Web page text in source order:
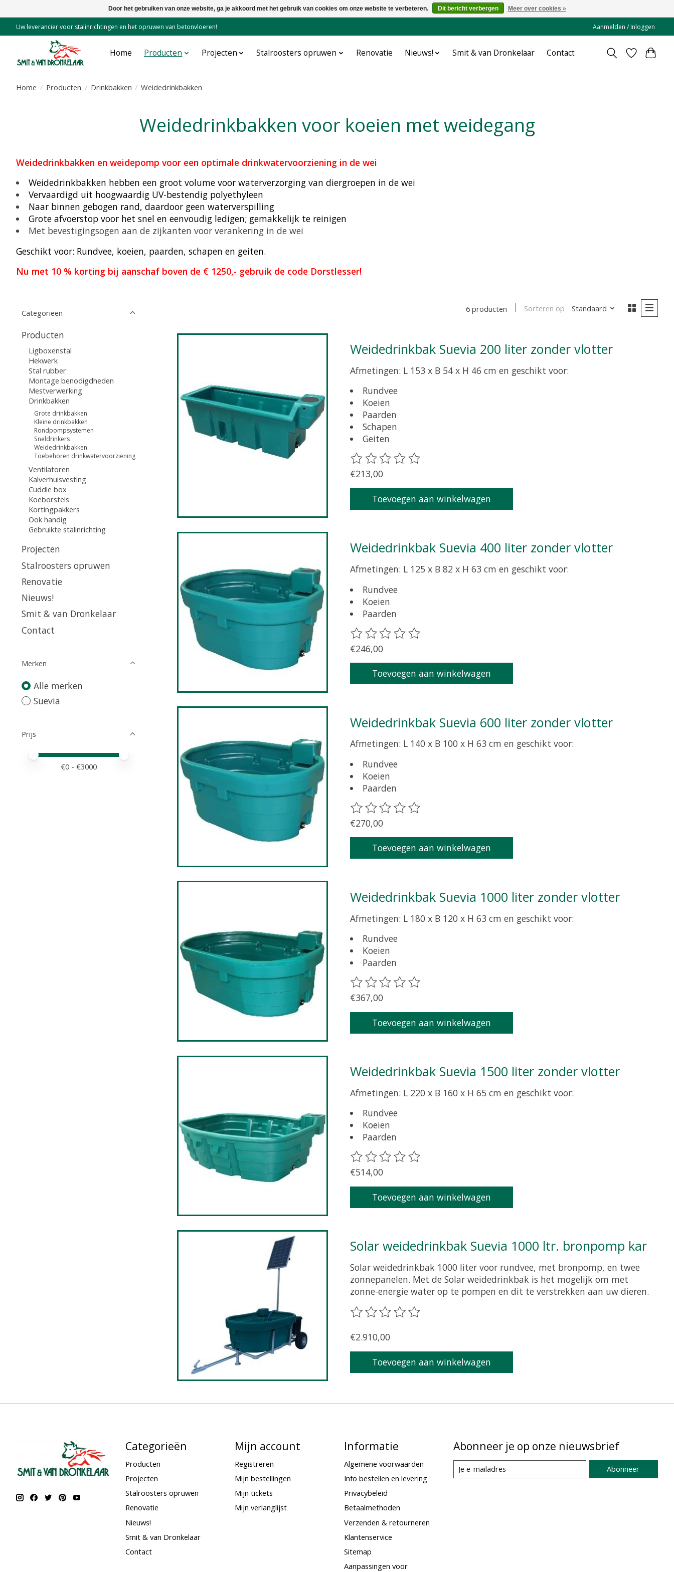
Uw leverancier voor stalinrichtingen en het opruwen van betonvloeren! Aanmelden / Inloggen
Home Producten Projecten Stalroosters opruwen Renovatie Nieuws! Smit & van Dronkelaar Contact
Home / Producten / Drinkbakken / Weidedrinkbakken
Weidedrinkbakken voor koeien met weidegang
Weidedrinkbakken en weidepomp voor een optimale drinkwatervoorziening in de wei
Weidedrinkbakken hebben een groot volume voor waterverzorging van diergroepen in de wei
Vervaardigd uit hoogwaardig UV-bestendig polyethyleen
Naar binnen gebogen rand, daardoor geen waterverspilling
Grote afvoerstop voor het snel en eenvoudig ledigen; gemakkelijk te reinigen
Met bevestigingsogen aan de zijkanten voor verankering in de wei
Geschikt voor: Rundvee, koeien, paarden, schapen en geiten.
Nu met 10 % korting bij aanschaf boven de € 1250,- gebruik de code Dorstlesser!
Categorieën
Producten
Ligboxenstal
Hekwerk
Stal rubber
Montage benodigdheden
Mestverwerking
Drinkbakken
Grote drinkbakken
Kleine drinkbakken
Rondpompsystemen
Sneldrinkers
Weidedrinkbakken
Toebehoren drinkwatervoorziening
Ventilatoren
Kalverhuisvesting
Cuddle box
Koeborstels
Kortingpakkers
Ook handig
Gebruikte stalinrichting
Projecten
Stalroosters opruwen
Renovatie
Nieuws!
Smit & van Dronkelaar
Contact
Merken
Alle merken
Suevia
Prijs
Minimale prijswaarde
Price maximum value
€0- €3000
6 producten Sorteren op Standaard
Weidedrinkbak Suevia 200 liter zonder vlotter
Afmetingen: L 153 x B 54 x H 46 cm en geschikt voor:
Rundvee
Koeien
Paarden
Schapen
Geiten
De beoordeling van dit product is
€213,00
Toevoegen aan winkelwagen
Weidedrinkbak Suevia 400 liter zonder vlotter
Afmetingen: L 125 x B 82 x H 63 cm en geschikt voor:
Rundvee
Koeien
Paarden
De beoordeling van dit product is
€246,00
Toevoegen aan winkelwagen
Weidedrinkbak Suevia 600 liter zonder vlotter
Afmetingen: L 140 x B 100 x H 63 cm en geschikt voor:
Rundvee
Koeien
Paarden
De beoordeling van dit product is
€270,00
Toevoegen aan winkelwagen
Weidedrinkbak Suevia 1000 liter zonder vlotter
Afmetingen: L 180 x B 120 x H 63 cm en geschikt voor:
Rundvee
Koeien
Paarden
De beoordeling van dit product is
€367,00
Toevoegen aan winkelwagen
Weidedrinkbak Suevia 1500 liter zonder vlotter
Afmetingen: L 220 x B 160 x H 65 cm en geschikt voor:
Rundvee
Koeien
Paarden
De beoordeling van dit product is
€514,00
Toevoegen aan winkelwagen
Solar weidedrinkbak Suevia 1000 ltr. bronpomp kar
Solar weidedrinkbak 1000 liter voor rundvee, met bronpomp, en twee
zonnepanelen. Met de Solar weidedrinkbak is het mogelijk om met
zonne-energie water op te pompen en dit te verstrekken aan uw dieren.
De beoordeling van dit product is
€2.910,00
Toevoegen aan winkelwagen
Categorieën
Producten
Projecten
Stalroosters opruwen
Renovatie
Nieuws!
Smit & van Dronkelaar
Contact
Mijn account
Registreren
Mijn bestellingen
Mijn tickets
Mijn verlanglijst
Informatie
Algemene voorwaarden
Info bestellen en levering
Privacybeleid
Betaalmethoden
Verzenden & retourneren
Klantenservice
Sitemap
Aanpassingen voor
Abonneer je op onze nieuwsbrief
Abonneer
Door het gebruiken van onze website, ga je akkoord met het gebruik van cookies om onze website te verbeteren. Dit bericht verbergen Meer over cookies »